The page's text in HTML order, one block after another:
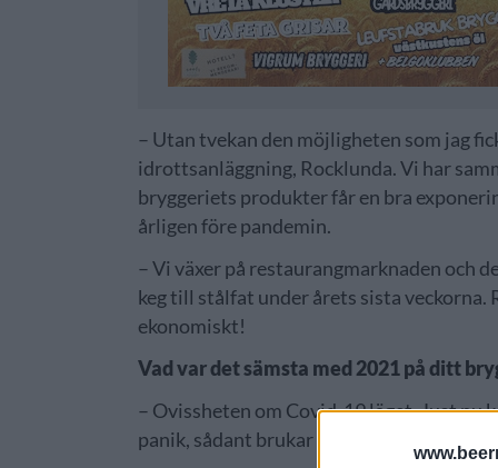
– Utan tvekan den möjligheten som jag
idrottsanläggning, Rocklunda. Vi har
bryggeriets produkter får en bra
årligen före pandemin.
– Vi växer på restaurangmarknaden och
keg till stålfat under årets sista
ekonomiskt!
Vad var det sämsta med 2021 på ditt
– Ovissheten om Covid-19 läget. Just nu
panik, sådant brukar sprida sig